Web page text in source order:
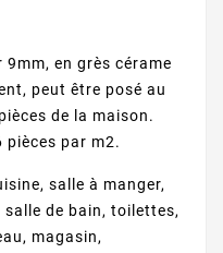
en grès cérame
peut être posé au
de la maison.
pièces par m2.
salle à manger,
de bain, toilettes,
magasin,